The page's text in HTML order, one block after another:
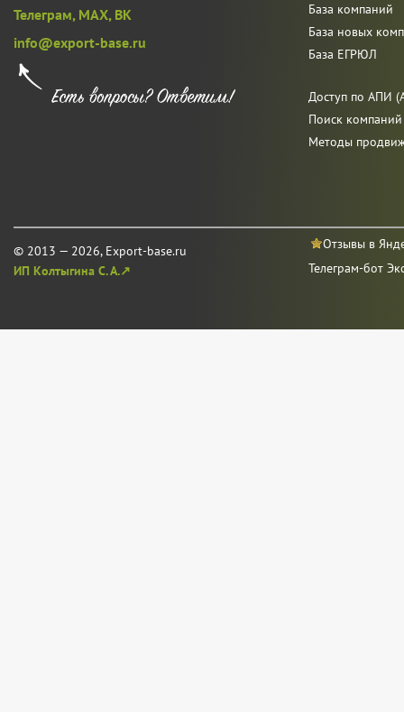
Телеграм, MAX, ВК
info@export-base.ru
© 2013 — 2026, Export-base.ru
ИП Колтыгина С. А.↗
База компаний
База новых
База ЕГРЮЛ
Доступ по АПИ
Поиск
Методы
Отзывы в
Телеграм-бот